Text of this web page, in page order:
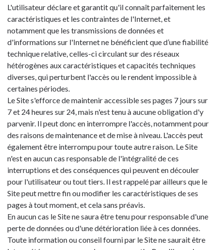
L'utilisateur déclare et garantit qu'il connaît parfaitement les
caractéristiques et les contraintes de l'Internet, et
notamment que les transmissions de données et
d'informations sur l'Internet ne bénéficient que d’une fiabilité
technique relative, celles-ci circulant sur des réseaux
hétérogènes aux caractéristiques et capacités techniques
diverses, qui perturbent l'accès ou le rendent impossible à
certaines périodes.
Le Site s'efforce de maintenir accessible ses pages 7 jours sur
7 et 24 heures sur 24, mais n'est tenu à aucune obligation d'y
parvenir. Il peut donc en interrompre l'accès, notamment pour
des raisons de maintenance et de mise à niveau. L'accès peut
également être interrompu pour toute autre raison. Le Site
n'est en aucun cas responsable de l'intégralité de ces
interruptions et des conséquences qui peuvent en découler
pour l'utilisateur ou tout tiers. Il est rappelé par ailleurs que le
Site peut mettre fin ou modifier les caractéristiques de ses
pages à tout moment, et cela sans préavis.
En aucun cas le Site ne saura être tenu pour responsable d'une
perte de données ou d'une détérioration liée à ces données.
Toute information ou conseil fourni par le Site ne saurait être